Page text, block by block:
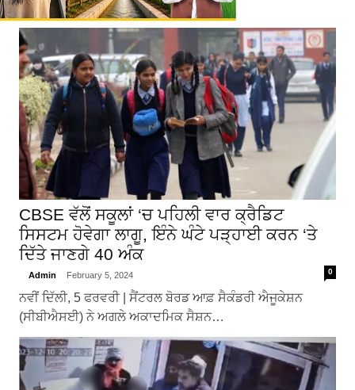
CBSE ਵੱਲੋਂ ਸਕੂਲਾਂ ‘ਚ ਪਹਿਲੀ ਵਾਰ ਕ੍ਰੈਡਿਟ
ਸਿਸਟਮ ਹੋਵੇਗਾ ਲਾਗੂ, ਇੰਨੇ ਘੰਟੇ ਪੜ੍ਹਾਈ ਕਰਨ ‘ਤੇ
ਦਿੱਤੇ ਜਾਣਗੇ 40 ਅੰਕ
Admin February 5, 2024 0
ਨਵੀਂ ਦਿੱਲੀ, 5 ਫਰਵਰੀ | ਸੈਂਟਰਲ ਬੋਰਡ ਆਫ਼ ਸੈਕੰਡਰੀ ਐਜੂਕੇਸ਼ਨ
(ਸੀਬੀਐਸਈ) ਨੇ ਅਗਲੇ ਅਕਾਦਮਿਕ ਸੈਸ਼ਨ…